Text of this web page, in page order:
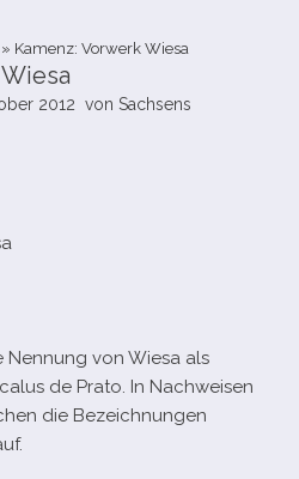
» Kamenz: Vorwerk Wiesa
2012 von Sachsens
Nennung von Wiesa als
de Prato. In Nachweisen
die Bezeichnungen